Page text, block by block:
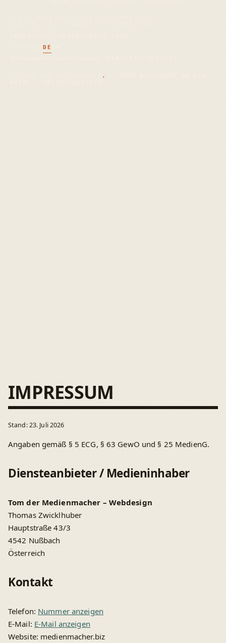
DE
.
IMPRESSUM
Stand: 23. Juli 2026
Angaben gemäß § 5 ECG, § 63 GewO und § 25 MedienG.
Diensteanbieter / Medieninhaber
Tom der Medienmacher – Webdesign
Thomas Zwicklhuber
Hauptstraße 43/3
4542 Nußbach
Österreich
Kontakt
Telefon: Nummer anzeigen
E-Mail: E-Mail anzeigen
Website: medienmacher.biz